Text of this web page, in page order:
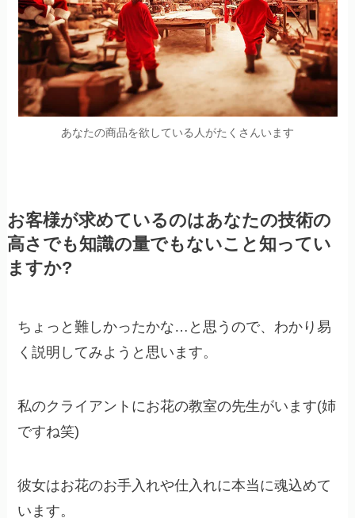
あなたの商品を欲している人がたくさんいます
お客様が求めているのはあなたの技術の
高さでも知識の量でもないこと知ってい
ますか?
ちょっと難しかったかな…と思うので、わかり易
く説明してみようと思います。
私のクライアントにお花の教室の先生がいます(姉
ですね笑)
彼女はお花のお手入れや仕入れに本当に魂込めて
います。